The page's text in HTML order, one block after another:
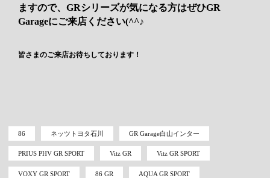
ますので、GRシリーズが気になる方はぜひGR
Garageにご来店ください(^^♪
皆さまのご来店お待ちしております！
86 ネッツトヨタ石川 GR Garage白山インター
PRIUS PHV GR SPORT Vitz GR Vitz GR SPORT
VOXY GR SPORT 86 GR AQUA GR SPORT